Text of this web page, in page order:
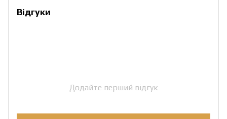
Відгуки
Додайте перший відгук